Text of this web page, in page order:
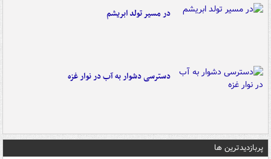
در مسیر تولد ابریشم
دسترسی دشوار به آب در نوار غزه
پربازدیدترین ها